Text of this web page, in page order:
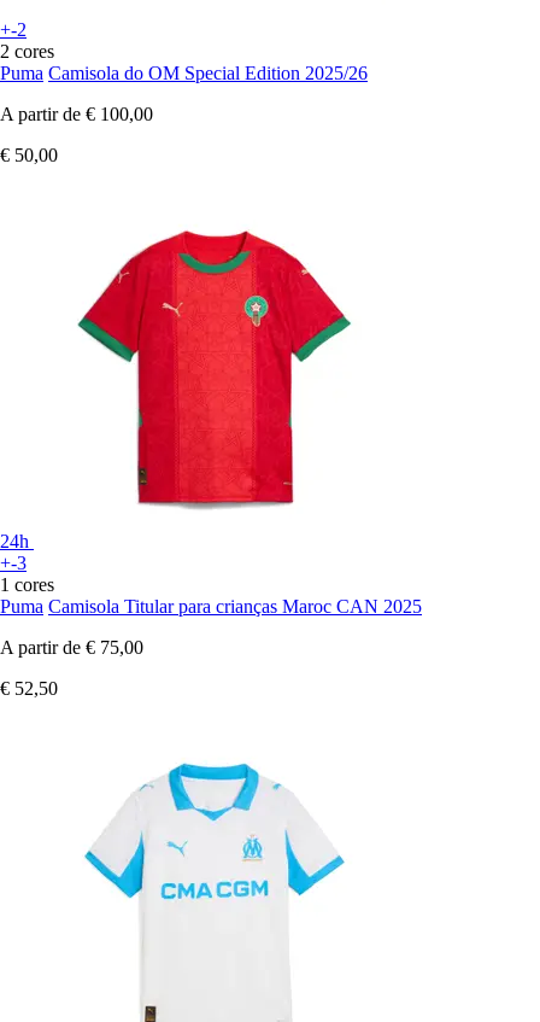
+-2
2 cores
Puma Camisola do OM Special Edition 2025/26
A partir de € 100,00
€ 50,00
24h
+-3
1 cores
Puma Camisola Titular para crianças Maroc CAN 2025
A partir de € 75,00
€ 52,50